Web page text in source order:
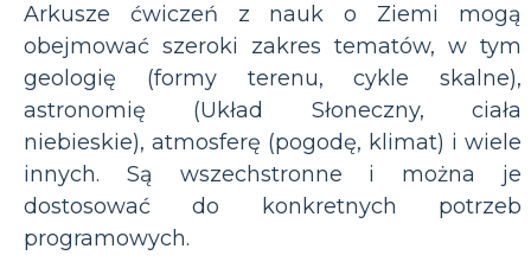
Arkusze ćwiczeń z nauk o Ziemi mogą
obejmować szeroki zakres tematów, w tym
geologię (formy terenu, cykle skalne),
astronomię (Układ Słoneczny, ciała
niebieskie), atmosferę (pogodę, klimat) i wiele
innych. Są wszechstronne i można je
dostosować do konkretnych potrzeb
programowych.